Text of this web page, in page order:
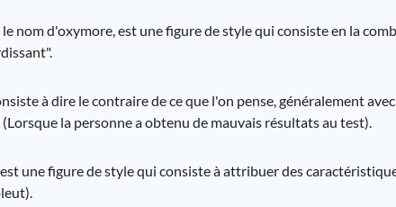
le nom d'oxymore, est une figure de style qui consiste en la
à dire le contraire de ce que l'on pense, généralement
la personne a obtenu de mauvais résultats au test).
une figure de style qui consiste à attribuer des